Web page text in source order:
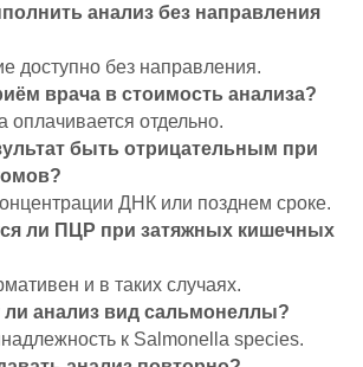
анализ без направления
доступно без направления.
врача в стоимость анализа?
оплачивается отдельно.
быть отрицательным при
ДНК или позднем сроке.
ли ПЦР при затяжных кишечных
и в таких случаях.
ли анализ вид сальмонеллы?
к Salmonella species.